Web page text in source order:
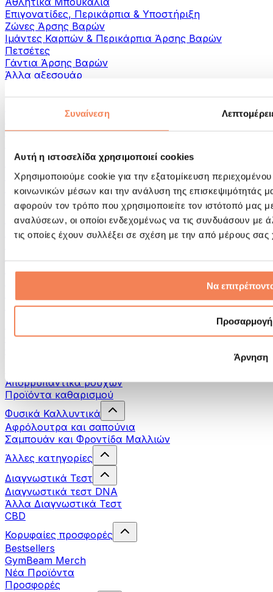
Συναίνεση
Αυτή η ιστοσελίδα χρησιμοποιεί cookies
Χρησιμοποιούμε cookie για την εξατομίκευση
κοινωνικών μέσων και την ανάλυση της επισκεψιμότητάς
αφορούν τον τρόπο που χρησιμοποιείτε τον ιστότοπό μας
αναλύσεων, οι οποίοι ενδεχομένως να τις συνδυάσουν με
τις οποίες έχουν συλλέξει σε σχέση με την από μέρους
Να
Προσαρμογή
Άρνηση
Επιγονατίδες, Περικάρπια & Υποστήριξη
Ζώνες Άρσης Βαρών
Ιμάντες Καρπών & Περικάρπια Άρσης Βαρών
Πετσέτες
Γάντια Άρσης Βαρών
Άλλα αξεσουάρ
Βοηθήματα- αποκατάστασης
Πιστόλια μασάζ
Εργαλεία μασάζ
Κύλινδροι Αφρού & Εξοπλισμός Μασάζ
Τσάντες & σακίδια πλάτης
Τσάντες τροφίμων & αξεσουάρ
Σάκοι Γυμναστικής
Σακίδια πλάτης
Αξεσουάρ με βάση τη δραστηριότητα
Tρέξιμο
Γιόγκα & Πιλάτες
Πεζοπορία
Θεραπεία με Κόκκινο Φως
Απορρυπαντικά ρούχων
Προϊόντα καθαρισμού
Φυσικά Καλλυντικά
Αφρόλουτρα και σαπούνια
Σαμπουάν και Φροντίδα Μαλλιών
Άλλες κατηγορίες
Διαγνωστικά Τεστ
Διαγνωστικά τεστ DNA
Άλλα Διαγνωστικά Τεστ
CBD
Κορυφαίες προσφορές
Bestsellers
GymBeam Merch
Νέα Προϊόντα
Προσφορές